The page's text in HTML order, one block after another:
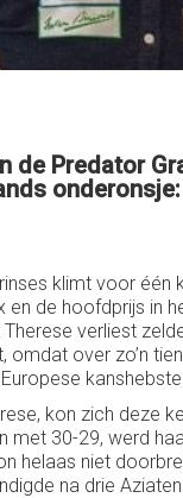
de Predator
klimt voor
de hoofdprijs in
verliest
over zo’n
kon zich deze
met 30-29, werd
helaas niet
na drie